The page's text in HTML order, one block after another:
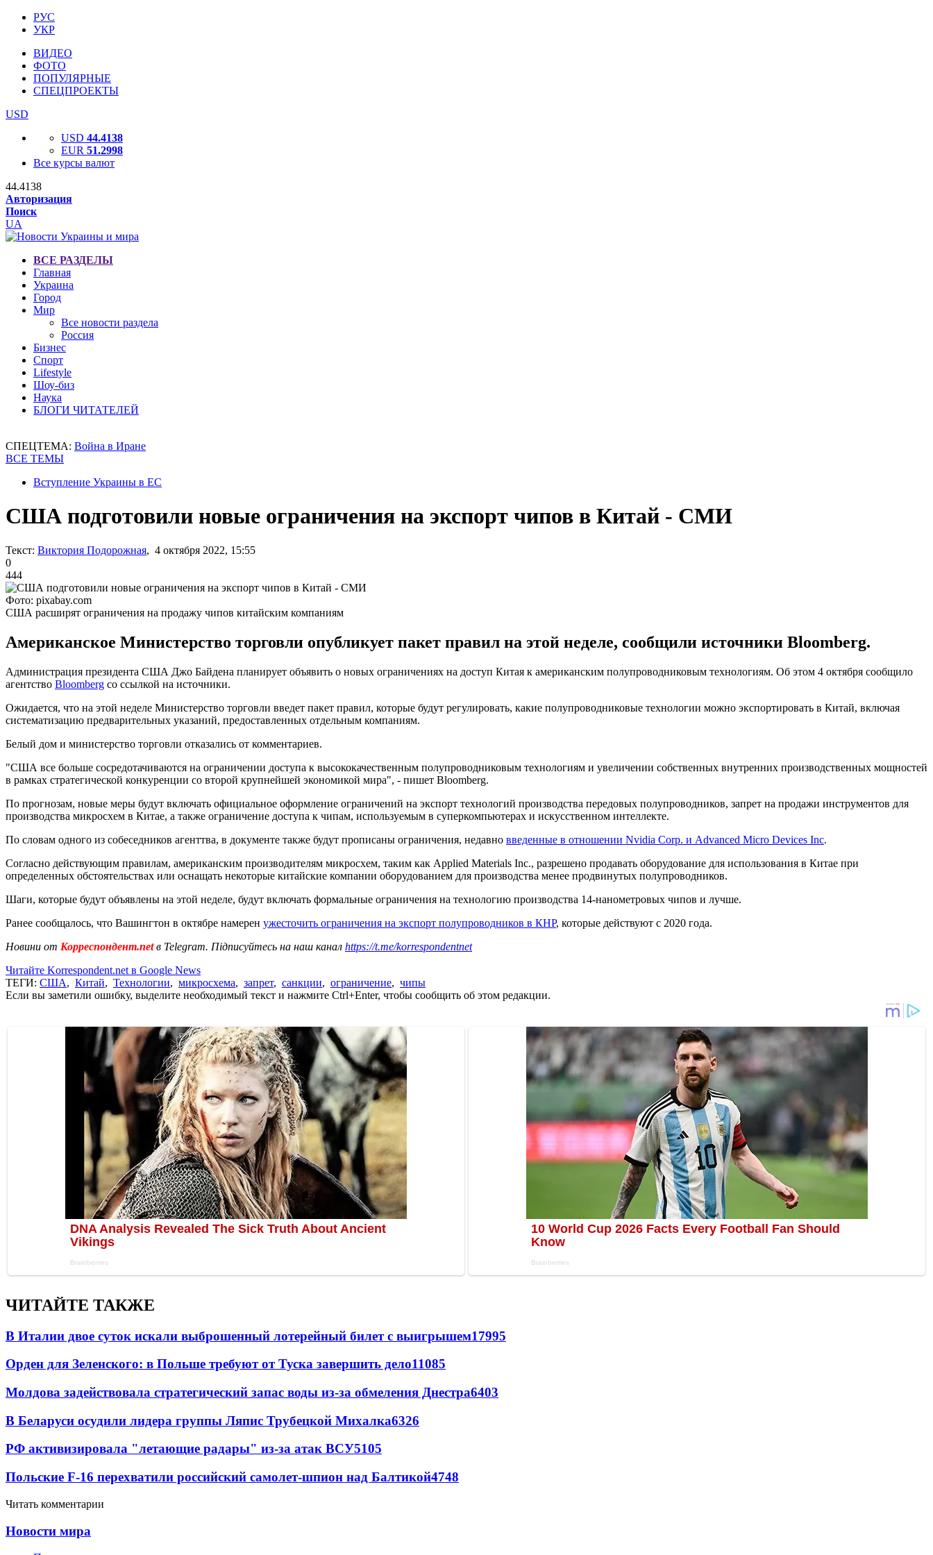
РУС
УКР
ВИДЕО
ФОТО
ПОПУЛЯРНЫЕ
СПЕЦПРОЕКТЫ
USD
USD 44.4138
EUR 51.2998
Все курсы валют
44.4138
Авторизация
Поиск
UA
ВСЕ РАЗДЕЛЫ
Главная
Украина
Город
Мир
Все новости раздела
Россия
Бизнес
Спорт
Lifestyle
Шоу-биз
Наука
БЛОГИ ЧИТАТЕЛЕЙ
СПЕЦТЕМА: Война в Иране
ВСЕ ТЕМЫ
Вступление Украины в ЕС
США подготовили новые ограничения на экспорт чипов в Китай - СМИ
Текст: Виктория Подорожная, 4 октября 2022, 15:55
0
444
Фото: pixabay.com
США расширят ограничения на продажу чипов китайским компаниям
Американское Министерство торговли опубликует пакет правил на этой неделе, сообщили источники Bloomberg.
Администрация президента США Джо Байдена планирует объявить о новых ограничениях на доступ Китая к американским полупроводниковым технологиям. Об этом 4 октября сообщило
агентство Bloomberg со ссылкой на источники.
Ожидается, что на этой неделе Министерство торговли введет пакет правил, которые будут регулировать, какие полупроводниковые технологии можно экспортировать в Китай, включая
систематизацию предварительных указаний, предоставленных отдельным компаниям.
Белый дом и министерство торговли отказались от комментариев.
"США все больше сосредотачиваются на ограничении доступа к высококачественным полупроводниковым технологиям и увеличении собственных внутренних производственных мощностей
в рамках стратегической конкуренции со второй крупнейшей экономикой мира", - пишет Bloomberg.
По прогнозам, новые меры будут включать официальное оформление ограничений на экспорт технологий производства передовых полупроводников, запрет на продажи инструментов для
производства микросхем в Китае, а также ограничение доступа к чипам, используемым в суперкомпьютерах и искусственном интеллекте.
По словам одного из собеседников агенттва, в документе также будут прописаны ограничения, недавно введенные в отношении Nvidia Corp. и Advanced Micro Devices Inc.
Согласно действующим правилам, американским производителям микросхем, таким как Applied Materials Inc., разрешено продавать оборудование для использования в Китае при
определенных обстоятельствах или оснащать некоторые китайские компании оборудованием для производства менее продвинутых полупроводников.
Шаги, которые будут объявлены на этой неделе, будут включать формальные ограничения на технологию производства 14-нанометровых чипов и лучше.
Ранее сообщалось, что Вашингтон в октябре намерен ужесточить ограничения на экспорт полупроводников в КНР, которые действуют с 2020 года.
Новини от Корреспондент.netв Telegram. Підписуйтесь на наш канал https://t.me/korrespondentnet
Читайте Korrespondent.net в Google News
ТЕГИ: США, Китай, Технологии, микросхема, запрет, санкции, ограничение, чипы
Если вы заметили ошибку, выделите необходимый текст и нажмите Ctrl+Enter, чтобы сообщить об этом редакции.
ЧИТАЙТЕ ТАКЖЕ
В Италии двое суток искали выброшенный лотерейный билет с выигрышем17995
Орден для Зеленского: в Польше требуют от Туска завершить дело11085
Молдова задействовала стратегический запас воды из-за обмеления Днестра6403
В Беларуси осудили лидера группы Ляпис Трубецкой Михалка6326
РФ активизировала "летающие радары" из-за атак ВСУ5105
Польские F-16 перехватили российский самолет-шпион над Балтикой4748
Читать комментарии
Новости мира